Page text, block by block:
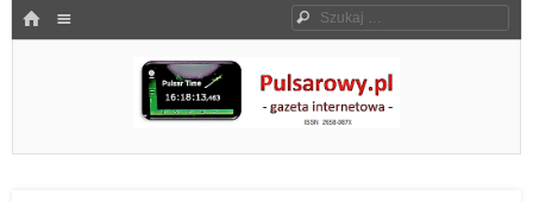
HOME Szukaj
Pulsarowy.pl